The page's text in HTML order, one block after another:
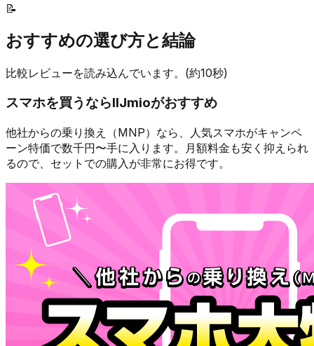
📝
おすすめの選び方と結論
比較レビューを読み込んでいます。(約10秒)
スマホを買うならIIJmioがおすすめ
他社からの乗り換え（MNP）なら、人気スマホがキャンペ
ーン特価で数千円〜手に入ります。月額料金も安く抑えられ
るので、セットでの購入が非常にお得です。